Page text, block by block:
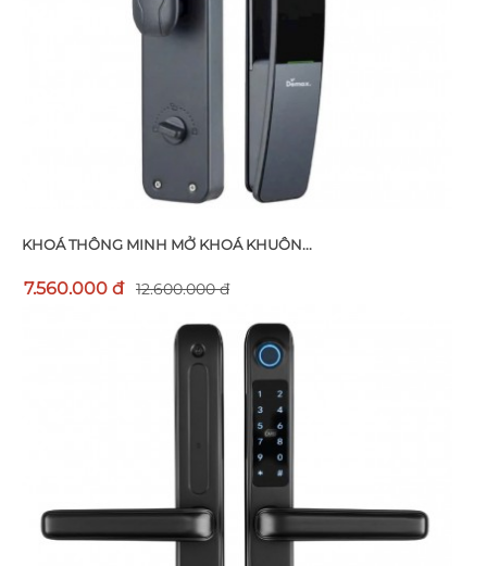
KHOÁ THÔNG MINH MỞ KHOÁ KHUÔN...
7.560.000 đ 12.600.000 đ